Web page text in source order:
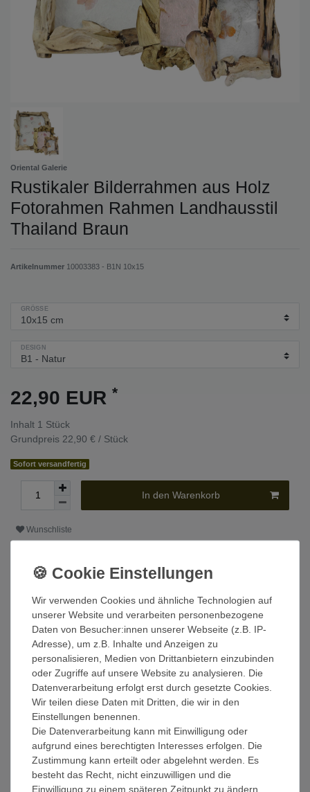
Oriental Galerie
Rustikaler Bilderrahmen aus Holz
Fotorahmen Rahmen Landhausstil
Thailand Braun
Artikelnummer 10003383 - B1N 10x15
GRÖSSE
DESIGN
22,90 EUR *
Inhalt 1 Stück
Grundpreis 22,90 € / Stück
Sofort versandfertig
In den Warenkorb
Wunschliste
* inkl. ges. MwSt. zzgl. Versandkosten
Technische Daten
Weitere Details
EU-Verantwortlicher
Rustikaler Bilderrahmen im Landhausstil
Wir verwenden Cookies und ähnliche Technologien auf
unserer Website und verarbeiten personenbezogene
Daten von Besucher:innen unserer Webseite (z.B. IP-
Adresse), um z.B. Inhalte und Anzeigen zu
personalisieren, Medien von Drittanbietern einzubinden
oder Zugriffe auf unsere Website zu analysieren. Die
Datenverarbeitung erfolgt erst durch gesetzte Cookies.
Wir teilen diese Daten mit Dritten, die wir in den
Einstellungen benennen.
Die Datenverarbeitung kann mit Einwilligung oder
aufgrund eines berechtigten Interesses erfolgen. Die
Zustimmung kann erteilt oder abgelehnt werden. Es
besteht das Recht, nicht einzuwilligen und die
Einwilligung zu einem späteren Zeitpunkt zu ändern